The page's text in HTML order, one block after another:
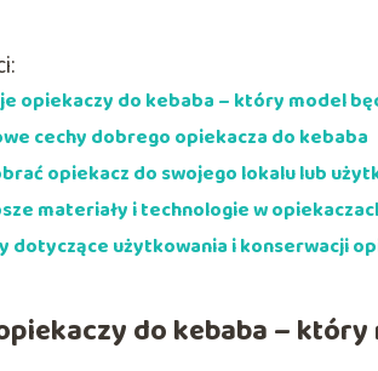
opiekaczy do kebaba – który model
cechy dobrego opiekacza do kebaba
opiekacz do swojego lokalu lub
materiały i technologie w
dotyczące użytkowania i konserwacji
do kebaba –